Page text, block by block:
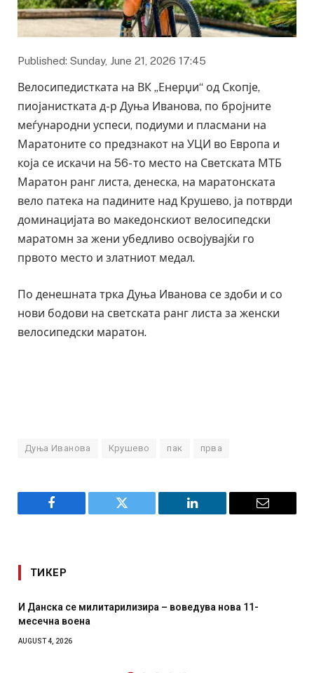
Published: Sunday, June 21, 2026 17:45
Велосипедистката на ВК „Енерџи“ од Скопје,
пиојанистката д-р Дуња Иванова, по бројните
меѓународни успеси, подиуми и пласмани на
Маратоните со предзнакот на УЦИ во Европа и
која се искачи на 56- то место на Светската МТБ
Маратон ранг листа, денеска, на маратонската
вело патека на падините над Крушево, ја потврди
доминацијата во македонскиот велосипедски
маратомн за жени убедливо освојувајќи го
првото место и златниот медал.
По денешната трка Дуња Иванова се здоби и со
нови бодови на светската ранг листа за женски
велосипедски маратон.
Дуња Иванова Крушево пак прва
Facebook Twitter LinkedIn Email
ТИКЕР
И Данска се милитарилизира – воведува нова 11-
месечна воена
AUGUST 4, 2026